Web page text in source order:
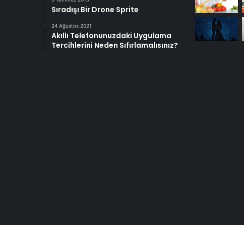
Sıradışı Bir Drone Sprite
24 Ağustos 2021
Akıllı Telefonunuzdaki Uygulama
Tercihlerini Neden Sıfırlamalısınız?